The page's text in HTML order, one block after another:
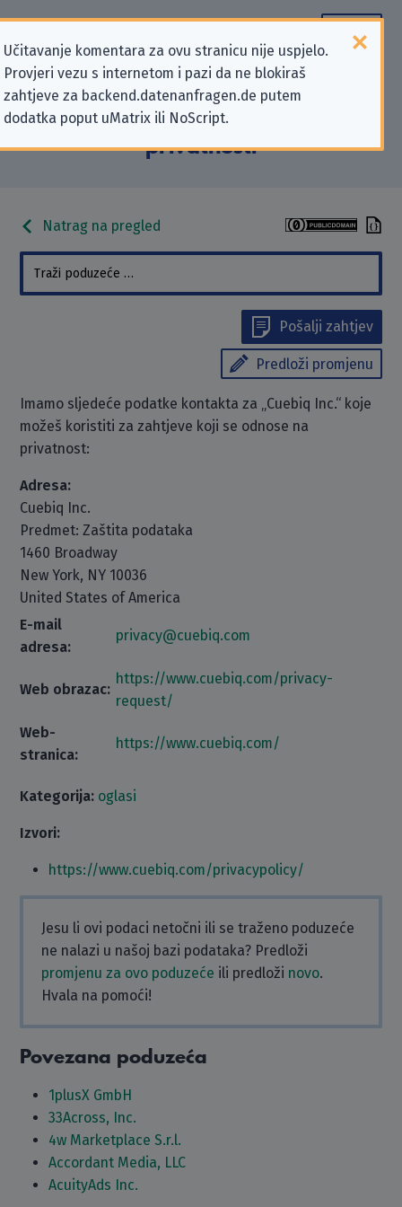
Učitavanje komentara za ovu stranicu nije uspjelo.
Provjeri vezu s internetom i pazi da ne blokiraš
zahtjeve za backend.datenanfragen.de putem
dodatka poput uMatrix ili NoScript.
Podaci kontakta „Cuebiq Inc.” koji
se odnose na zahtjeve za zaštitu
privatnosti
Natrag na pregled
Pošalji zahtjev
Predloži promjenu
Imamo sljedeće podatke kontakta za „Cuebiq Inc.“ koje
možeš koristiti za zahtjeve koji se odnose na
privatnost:
Adresa:
Cuebiq Inc.
Predmet: Zaštita podataka
1460 Broadway
New York, NY 10036
United States of America
E-mail
adresa:
privacy@cuebiq.com
Web obrazac:
https://www.cuebiq.com/privacy-
request/
Web-
stranica:
https://www.cuebiq.com/
Kategorija: oglasi
Izvori:
https://www.cuebiq.com/privacypolicy/
Jesu li ovi podaci netočni ili se traženo poduzeće
ne nalazi u našoj bazi podataka? Predloži
promjenu za ovo poduzeće ili predloži novo.
Hvala na pomoći!
Povezana poduzeća
1plusX GmbH
33Across, Inc.
4w Marketplace S.r.l.
Accordant Media, LLC
AcuityAds Inc.